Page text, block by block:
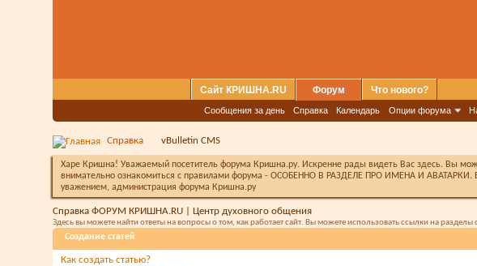
Сайт КРИШНА.RU Форум
Сообщения за день Справка Календарь Опции форума
Что нового?
Справка vBulletin CMS
Харе Кришна! Уважаемый посетитель форума Кришна.ру. Искренне рады видеть Вас здесь. Вы
внимательно ознакомиться с правилами форума - ОСОБЕННО В РАЗДЕЛЕ ПРО ИМЕНА И АВАТАРКИ.
уважением, администрация форума Кришна.ру
Справка ФОРУМ КРИШНА.RU | Центр духовного общения
Здесь вы можете найти ответы на вопросы о том, как работает сайт. Вы можете использовать ссылки на
Создание статей
Как создать статью?